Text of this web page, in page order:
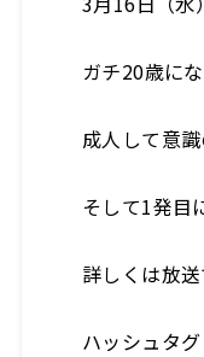
ガチ20歳に
成人して意
そして1発目
詳しくは放送
ハッシュタ